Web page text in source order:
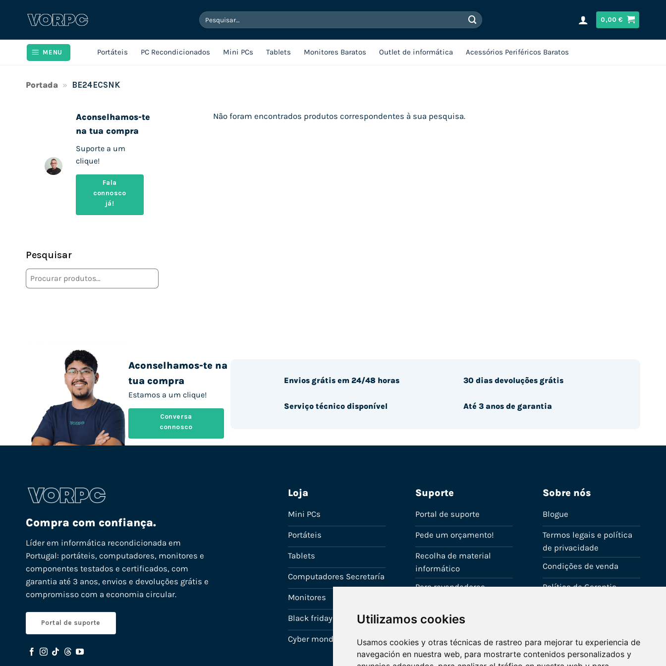
Utilizamos cookies
Usamos cookies y otras técnicas de rastreo para mejorar tu experiencia de
navegación en nuestra web, para mostrarte contenidos personalizados y
Pesquisar
por:
0,00€
MENU Portáteis PC Recondicionados Mini PCs Tablets Monitores Baratos Outlet de informática Acessórios Periféricos Baratos
Portada » BE24ECSNK
Aconselhamos-te
na tua compra
Suporte a um
clique!
Fala
connosco
já!
Pesquisar
Não foram encontrados produtos correspondentes à sua pesquisa.
Aconselhamos-te na
tua compra
Estamos a um clique!
Conversa
connosco
Envios grátis em 24/48 horas
Serviço técnico disponível
30 dias devoluções grátis
Até 3 anos de garantia
Compra com confiança.
Líder em informática recondicionada em
Portugal: portáteis, computadores, monitores e
componentes testados e certificados, com
garantia até 3 anos, envios e devoluções grátis e
compromisso com a economia circular.
Portal de suporte
Loja
Mini PCs
Portáteis
Tablets
Computadores Secretaría
Monitores
Black friday
Cyber monday
Suporte
Portal de suporte
Pede um orçamento!
Recolha de material
informático
Para revendedores
Sobre nós
Blogue
Termos legais e política
de privacidade
Condições de venda
Política de Garantia
Fale connosco